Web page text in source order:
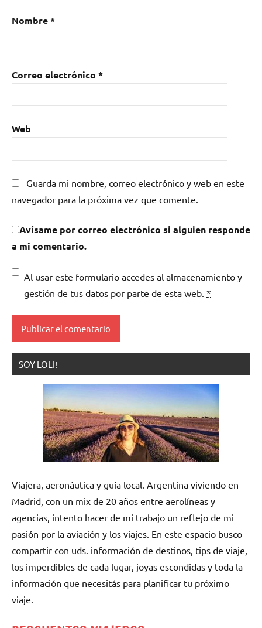
Nombre*
Correo electrónico *
Web
Guarda mi nombre, correo electrónico y web en este
navegador para la próxima vez que comente.
Avísame por correo electrónico si alguien responde
a mi comentario.
Al usar este formulario accedes al almacenamiento y
gestión de tus datos por parte de esta web. *
SOY LOLI!
Viajera, aeronáutica y guía local. Argentina viviendo en
Madrid, con un mix de 20 años entre aerolíneas y
agencias, intento hacer de mi trabajo un reflejo de mi
pasión por la aviación y los viajes. En este espacio busco
compartir con uds. información de destinos, tips de viaje,
los imperdibles de cada lugar, joyas escondidas y toda la
información que necesitás para planificar tu próximo
viaje.